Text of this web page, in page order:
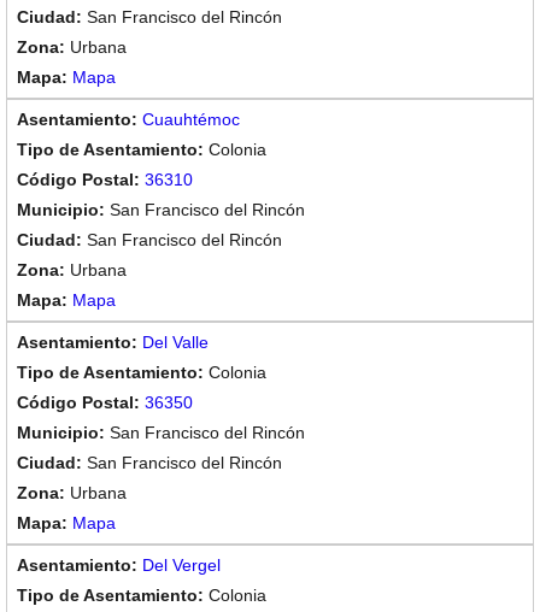
San Francisco del Rincón
Urbana
Mapa
Cuauhtémoc
Colonia
36310
San Francisco del Rincón
San Francisco del Rincón
Urbana
Mapa
Del Valle
Colonia
36350
San Francisco del Rincón
San Francisco del Rincón
Urbana
Mapa
Del Vergel
Colonia